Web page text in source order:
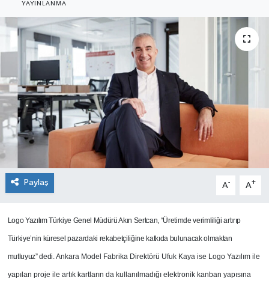
YAYINLANMA
Paylaş A- A+
Logo Yazılım Türkiye Genel Müdürü Akın Sertcan, “Üretimde verimliliği artırıp
Türkiye’nin küresel pazardaki rekabetçiliğine katkıda bulunacak olmaktan
mutluyuz” dedi.Ankara Model Fabrika Direktörü Ufuk Kaya ise Logo Yazılım ile
yapılan proje ile artık kartların da kullanılmadığı elektronik kanban yapısına
ŞİRKET PANO
SÖYLEŞİ
ÜLKE
YAŞAM